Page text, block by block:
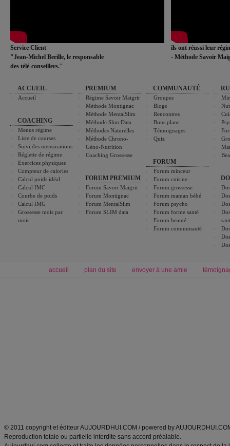
Service Client
"Jean-Michel Berille, le responsable
des télé-conseillers."
ils ont réussi leur
- Méthode Savoir
ACCUEIL
Accueil
COACHING
Menus régime
Liste de courses
Suivi des mensurations
Réglette de régime
Exercices physiques
Compteur de calories
Calcul poids idéal
Calcul IMC
Courbe de poids
Calcul IMG
Grossesse mois par
mois
PREMIUM
Régime Savoir Maigrir
Méthode Montignac
Méthode MentalSlim
Méthode Slim Data
Méthodes Naturelles
Méthode Chrono-
Géno-Nutrition
Coaching Grossesse
FORUM PREMIUM
Forum Savoir Maigrir
Forum Montignac
Forum MentalSlim
Forum SLIM data
COMMUNAUTÉ
Groupes
Blogs
Rencontres
Bons plans
Témoignages
Quiz
FORUM
Forum minceur
Forum cuisine
Forum grossesse
Forum maman bébé
Forum psycho
Forum forme santé
Forum beauté
Forum communauté
accueil plan du site envoyer à une amie
© 2011 copyright et éditeur AUJOURDHUI.COM / powered by
Reproduction totale ou partielle interdite sans accord préalable.